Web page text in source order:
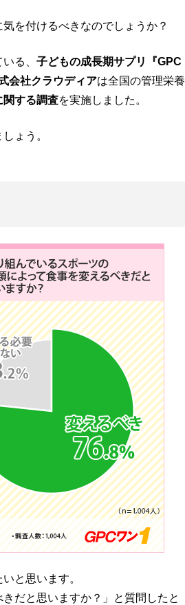
を付けるべきなのでしょうか？
る、 子どもの成長期サプリ『GPC
会社クラウディアは全国の管理栄養
関する調査を実施しました。
ょう。
と思います。
だと思いますか？」と質問したと